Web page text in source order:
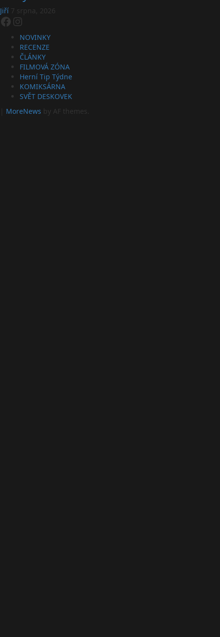
Jiří 7 srpna, 2026
Facebook
Instagram
NOVINKY
RECENZE
ČLÁNKY
FILMOVÁ ZÓNA
Herní Tip Týdne
KOMIKSÁRNA
SVĚT DESKOVEK
MoreNews by AF themes.